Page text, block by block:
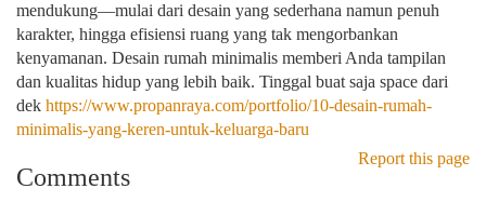
mendukung—mulai dari desain yang sederhana namun penuh
karakter, hingga efisiensi ruang yang tak mengorbankan
kenyamanan. Desain rumah minimalis memberi Anda tampilan
dan kualitas hidup yang lebih baik. Tinggal buat saja space dari
dek https://www.propanraya.com/portfolio/10-desain-rumah-
minimalis-yang-keren-untuk-keluarga-baru
Report this page
Comments